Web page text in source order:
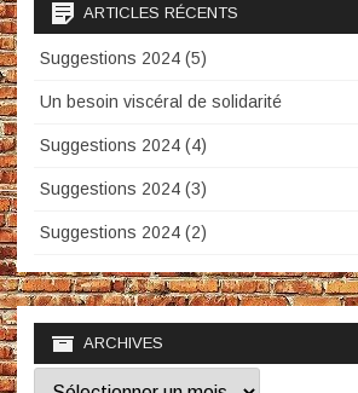
ARTICLES RÉCENTS
Suggestions 2024 (5)
Un besoin viscéral de solidarité
Suggestions 2024 (4)
Suggestions 2024 (3)
Suggestions 2024 (2)
ARCHIVES
Archives